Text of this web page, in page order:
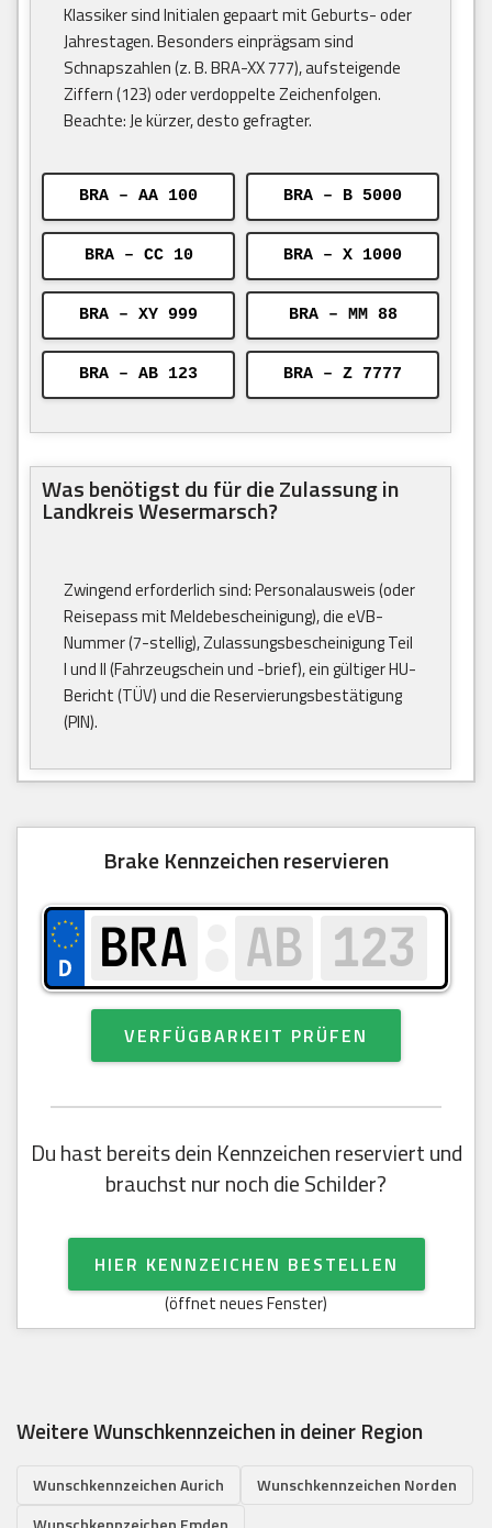
Klassiker sind Initialen gepaart mit Geburts- oder
Jahrestagen. Besonders einprägsam sind
Schnapszahlen (z. B. BRA-XX 777), aufsteigende
Ziffern (123) oder verdoppelte Zeichenfolgen.
Beachte: Je kürzer, desto gefragter.
BRA – AA 100 BRA – B 5000
BRA – CC 10 BRA – X 1000
BRA – XY 999 BRA – MM 88
BRA – AB 123 BRA – Z 7777
Was benötigst du für die Zulassung in
Landkreis Wesermarsch?
Zwingend erforderlich sind: Personalausweis (oder
Reisepass mit Meldebescheinigung), die eVB-
Nummer (7-stellig), Zulassungsbescheinigung Teil
I und II (Fahrzeugschein und -brief), ein gültiger HU-
Bericht (TÜV) und die Reservierungsbestätigung
(PIN).
Brake Kennzeichen reservieren
VERFÜGBARKEIT PRÜFEN
Du hast bereits dein Kennzeichen reserviert und
brauchst nur noch die Schilder?
HIER KENNZEICHEN BESTELLEN
(öffnet neues Fenster)
Weitere Wunschkennzeichen in deiner Region
Wunschkennzeichen Aurich
Wunschkennzeichen Norden